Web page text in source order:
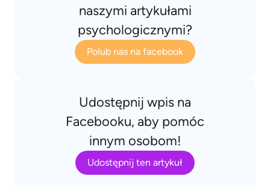
naszymi artykułami
psychologicznymi?
Polub nas na facebook
Udostępnij wpis na
Facebooku, aby pomóc
innym osobom!
Udostępnij ten artykuł